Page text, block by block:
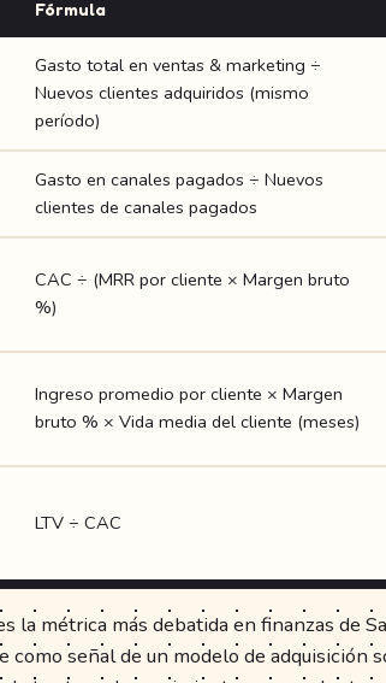
Fórmula
Gasto total en ventas & marketing ÷
Nuevos clientes adquiridos (mismo
período)
Gasto en canales pagados ÷ Nuevos
clientes de canales pagados
CAC ÷ (MRR por cliente × Margen bruto
%)
Ingreso promedio por cliente × Margen
bruto % × Vida media del cliente (meses)
LTV ÷ CAC
la métrica más debatida en finanzas de
como señal de un modelo de adquisición